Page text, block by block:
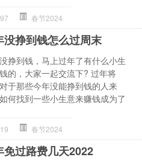
春节2024
没挣到钱怎么过周末
挣到钱，马上过年了有什么小生
的，大家一起交流下? 过年将
于那些今年没能挣到钱的人来
何找到一些小生意来赚钱成为了
春节2024
免过路费几天2022